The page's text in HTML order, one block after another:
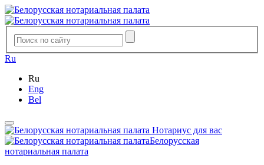
Ru
Ru
Eng
Bel
Нотариус для вас
Белорусская
нотариальная палата